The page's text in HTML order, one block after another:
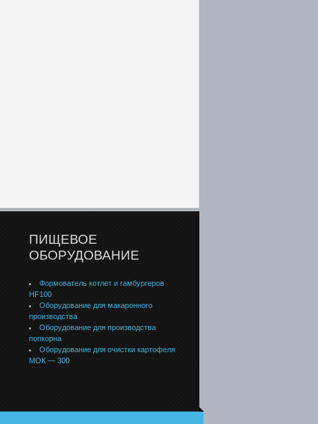
ПИЩЕВОЕ
ОБОРУДОВАНИЕ
Формователь котлет и гамбургеров
HF100
Оборудование для макаронного
производства
Оборудование для производства
попкорна
Оборудование для очистки картофеля
МОК — 300